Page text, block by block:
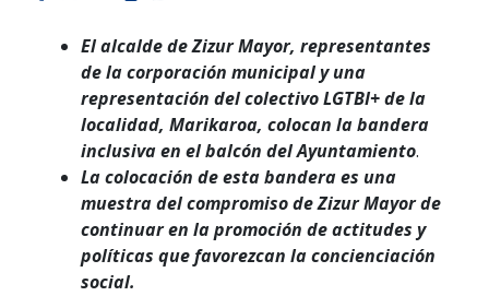
El alcalde de Zizur Mayor, representantes
de la corporación municipal y una
representación del colectivo LGTBI+ de la
localidad, Marikaroa, colocan la bandera
inclusiva en el balcón del Ayuntamiento.
La colocación de esta bandera es una
muestra del compromiso de Zizur Mayor de
continuar en la promoción de actitudes y
políticas que favorezcan la concienciación
social.